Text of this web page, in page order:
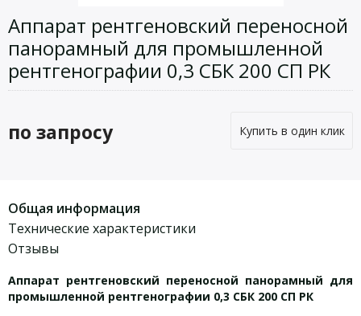
Аппарат рентгеновский переносной
панорамный для промышленной
рентгенографии 0,3 СБК 200 СП РК
по запросу Купить в один клик
Общая информация
Технические характеристики
Отзывы
Аппарат рентгеновский переносной панорамный для
промышленной рентгенографии 0,3 СБК 200 СП РК